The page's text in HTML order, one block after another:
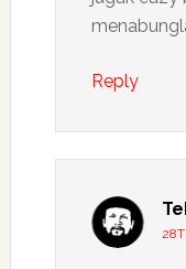
Reply